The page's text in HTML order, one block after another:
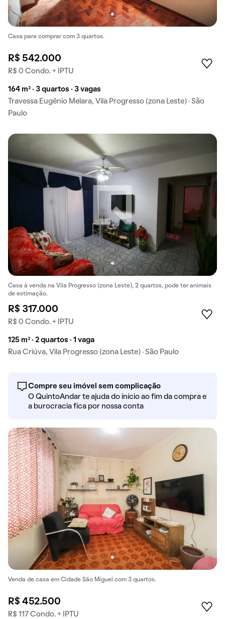
Casa para comprar com 3 quartos.
R$ 542.000
R$ 0 Condo. + IPTU
164 m² · 3 quartos · 3 vagas
Travessa Eugênio Melara, Vila Progresso (zona Leste) · São
Paulo
Casa à venda na Vila Progresso (zona Leste), 2 quartos, pode ter animais
de estimação.
R$ 317.000
R$ 0 Condo. + IPTU
125 m² · 2 quartos · 1 vaga
Rua Criúva, Vila Progresso (zona Leste) · São Paulo
Compre seu imóvel sem complicação
O QuintoAndar te ajuda do início ao fim da compra e
a burocracia fica por nossa conta
Venda de casa em Cidade São Miguel com 3 quartos.
R$ 452.500
R$ 117 Condo. + IPTU